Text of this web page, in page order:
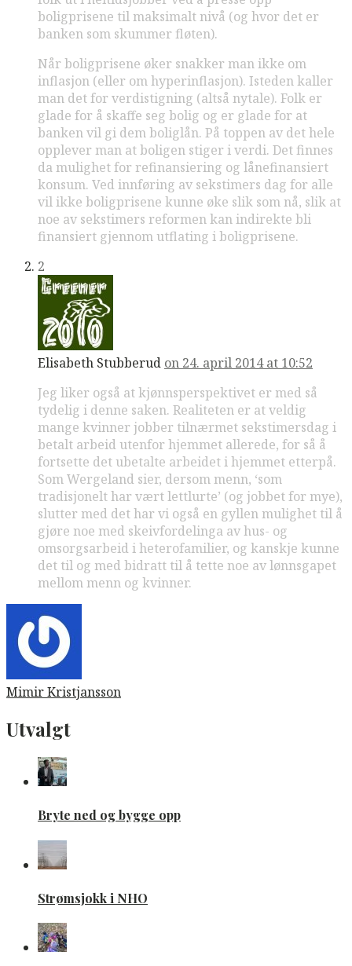
boligprisene til maksimalt nivå (og hvor det er
banken som skummer fløten).
Når boligprisene øker snakker man ikke om
inflasjon (eller om hyperinflasjon). Isteden kaller
man det for verdistigning (altså nytale). Folk er
glade for å skaffe seg bolig og er glade for at
banken vil gi dem boliglån. På toppen av det hele
opplever man at boligen stiger i verdi. Det finnes
da mulighet for refinansiering og lånefinansiert
konsum. Ved innføring av sekstimers dag for alle
vil ikke boligprisene kunne øke slik som nå, slik at
noe av sekstimers reformen kan indirekte bli
finansiert gjennom utflating i boligprisene.
2
Elisabeth Stubberud on 24. april 2014 at 10:52
Jeg liker også at kjønnsperspektivet er med så
tydelig i denne saken. Realiteten er at veldig
mange kvinner jobber tilnærmet sekstimersdag i
betalt arbeid utenfor hjemmet allerede, for så å
fortsette det ubetalte arbeidet i hjemmet etterpå.
Som Wergeland sier, dersom menn, ‘som
tradisjonelt har vært lettlurte’ (og jobbet for mye),
slutter med det har vi også en gyllen mulighet til å
gjøre noe med skeivfordelinga av hus- og
omsorgsarbeid i heterofamilier, og kanskje kunne
det til og med bidratt til å tette noe av lønnsgapet
mellom menn og kvinner.
Mimir Kristjansson
Utvalgt
Bryte ned og bygge opp
Strømsjokk i NHO